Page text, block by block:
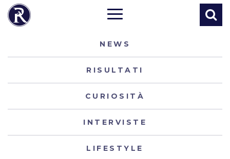
NEWS
RISULTATI
CURIOSITÀ
INTERVISTE
LIFESTYLE